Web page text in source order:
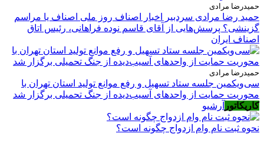
حمیدرضا مرادی
حمید رضا مرادی سردبیر اخبار اصناف روز ملی اصناف یا مراسم
گزینشی؟ پرسش‌هایی از آقای قاسم نوده فراهانی، رئیس اتاق
اصناف ایران
حمیدرضا مرادی
سی‌ویکمین جلسه ستاد تسهیل و رفع موانع تولید استان تهران با
محوریت حمایت از واحدهای آسیب‌دیده از جنگ تحمیلی برگزار شد
کاریکاتور آرشیو
نحوه ثبت نام وام ازدواج چگونه است؟